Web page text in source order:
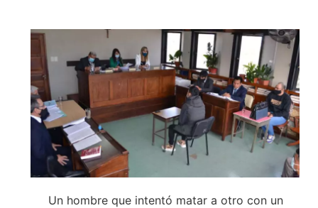
Un hombre que intentó matar a otro con un